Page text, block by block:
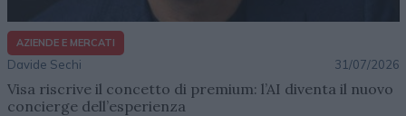
AZIENDE E MERCATI
Davide Sechi 31/07/2026
Visa riscrive il concetto di premium: l’AI diventa il nuovo
concierge dell’esperienza